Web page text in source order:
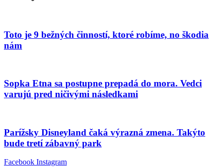
Toto je 9 bežných činností, ktoré robíme, no škodia
nám
Sopka Etna sa postupne prepadá do mora. Vedci
varujú pred ničivými následkami
Parížsky Disneyland čaká výrazná zmena. Takýto
bude tretí zábavný park
Facebook Instagram